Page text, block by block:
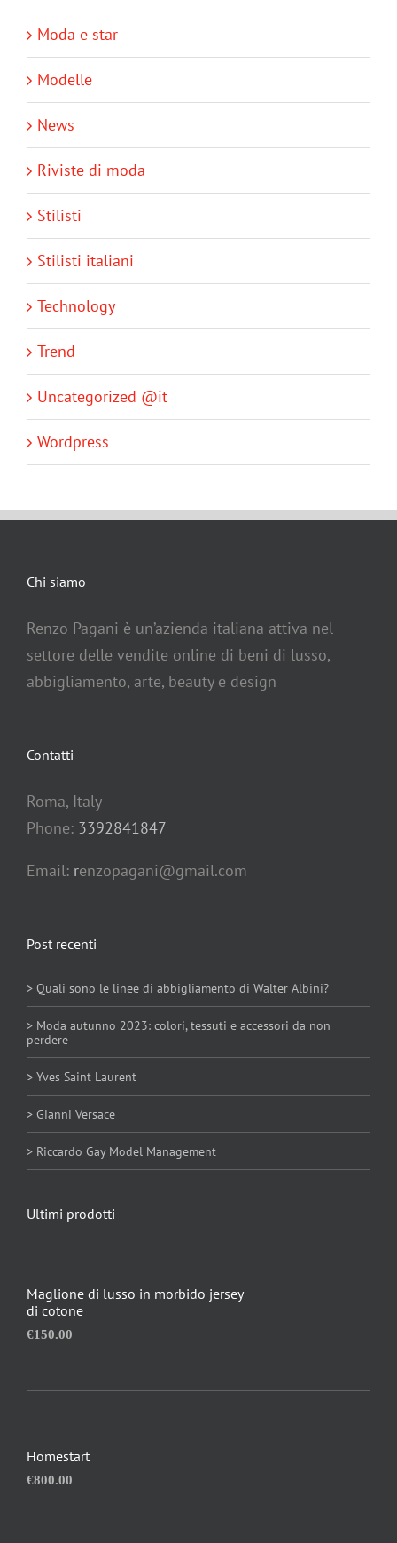
Moda e star
Modelle
News
Riviste di moda
Stilisti
Stilisti italiani
Technology
Trend
Uncategorized @it
Wordpress
Chi siamo
Renzo Pagani è un’azienda italiana attiva nel
settore delle vendite online di beni di lusso,
abbigliamento, arte, beauty e design
Post recenti
> Quali sono le linee di abbigliamento di Walter Albini?
> Moda autunno 2023: colori, tessuti e accessori da non
perdere
> Yves Saint Laurent
> Gianni Versace
> Riccardo Gay Model Management
Contatti
Roma, Italy
Phone: 3392841847
Email: renzopagani@gmail.com
Ultimi prodotti
Maglione di lusso in morbido jersey
di cotone
€150.00
Homestart
€800.00